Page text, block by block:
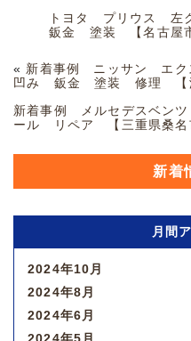
トヨタ プリウス 左
鈑金 塗装 【名古屋
« 新着事例 ニッサン エ
凹み 鈑金 塗装 修理 【
新着事例 メルセデスベン
ール リペア 【三重県桑名
新着
月間
2024年10月
2024年8月
2024年6月